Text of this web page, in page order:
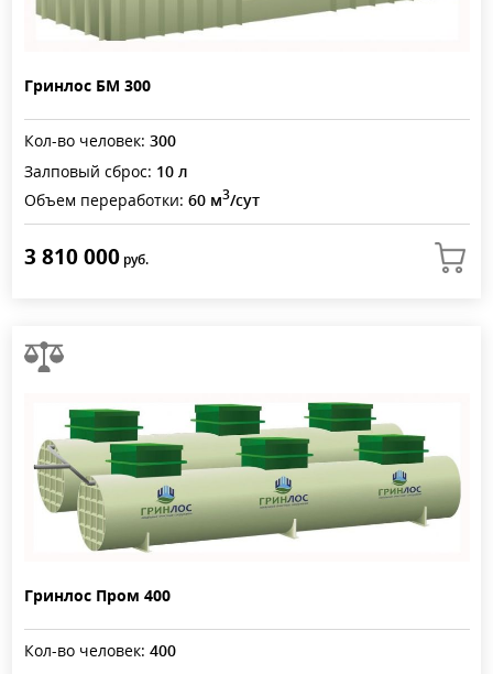
Гринлос БМ 300
Кол-во человек: 300
Залповый сброс: 10 л
Объем переработки: 60 м3/сут
3 810 000руб.
Гринлос Пром 400
Кол-во человек: 400